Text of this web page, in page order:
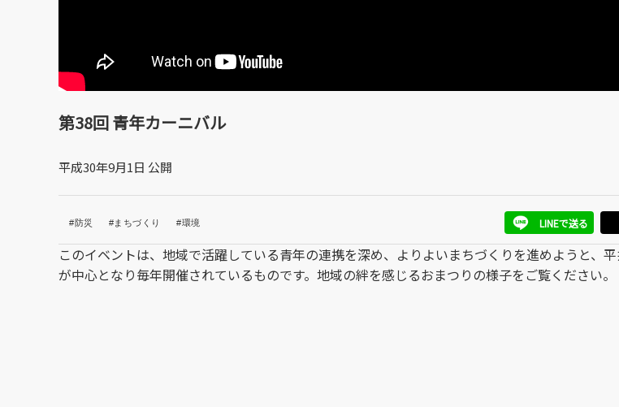
第38回 青年カーニバル
平成30年9月1日 公開
#防災 #まちづくり #環境 LINEで送る
このイベントは、地域で活躍している青年の連携を深め、よりよいまちづくりを進めようと、
が中心となり毎年開催されているものです。地域の絆を感じるおまつりの様子をご覧ください